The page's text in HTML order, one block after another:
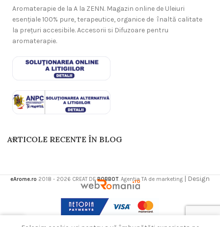
Aromaterapie de la A la ZENN. Magazin online de Uleiuri
esențiale 100% pure, terapeutice, organice de înaltă calitate
la prețuri accesibile. Accesorii si Difuzoare pentru
aromaterapie.
ARTICOLE RECENTE ÎN BLOG
eArome.ro 2018 - 2026 CREAT DEROBBOT. Agentia TA de marketing | Design